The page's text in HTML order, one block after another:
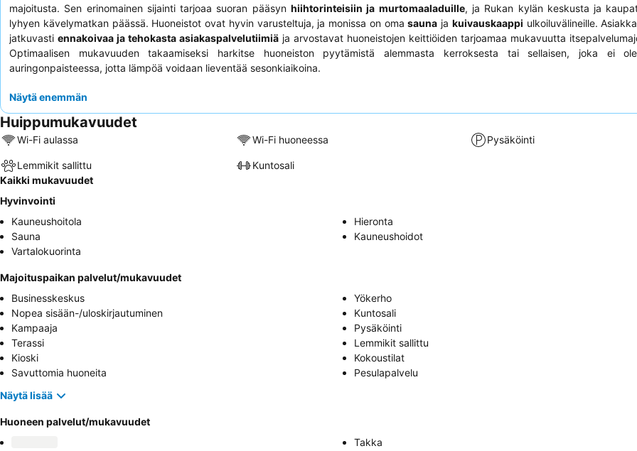
majoitusta. Sen erinomainen sijainti tarjoaa suoran pääsynhiihtorinteisiin ja murtomaaladuille, ja Rukan kylän keskusta ja
lyhyen kävelymatkan päässä. Huoneistot ovat hyvin varusteltuja, ja monissa on omasauna ja kuivauskaappi ulkoiluvälineille.
jatkuvasti ennakoivaa ja tehokasta asiakaspalvelutiimiä ja arvostavat huoneistojen keittiöiden tarjoamaa mukavuutta
Optimaalisen mukavuuden takaamiseksi harkitse huoneiston pyytämistä alemmasta kerroksesta tai sellaisen, joka ei
auringonpaisteessa, jotta lämpöä voidaan lieventää sesonkiaikoina.
Näytä enemmän
Huippumukavuudet
Wi-Fi aulassa Wi-Fi huoneessa Pysäköinti
Lemmikit sallittu
Kuntosali
Kaikki mukavuudet
Hyvinvointi
Kauneushoitola
Hieronta
Sauna
Kauneushoidot
Vartalokuorinta
Majoituspaikan palvelut/mukavuudet
Businesskeskus
Yökerho
Nopea sisään-/uloskirjautuminen
Kuntosali
Kampaaja
Pysäköinti
Terassi
Lemmikit sallittu
Kioski
Kokoustilat
Savuttomia huoneita
Pesulapalvelu
Näytä lisää
Huoneen palvelut/mukavuudet
Takka